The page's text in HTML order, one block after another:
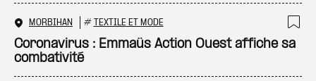
MORBIHAN # TEXTILE ET MODE
Coronavirus : Emmaüs Action Ouest affiche sa
combativité